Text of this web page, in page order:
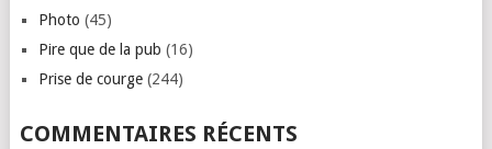
Photo (45)
Pire que de la pub (16)
Prise de courge(244)
COMMENTAIRES RÉCENTS